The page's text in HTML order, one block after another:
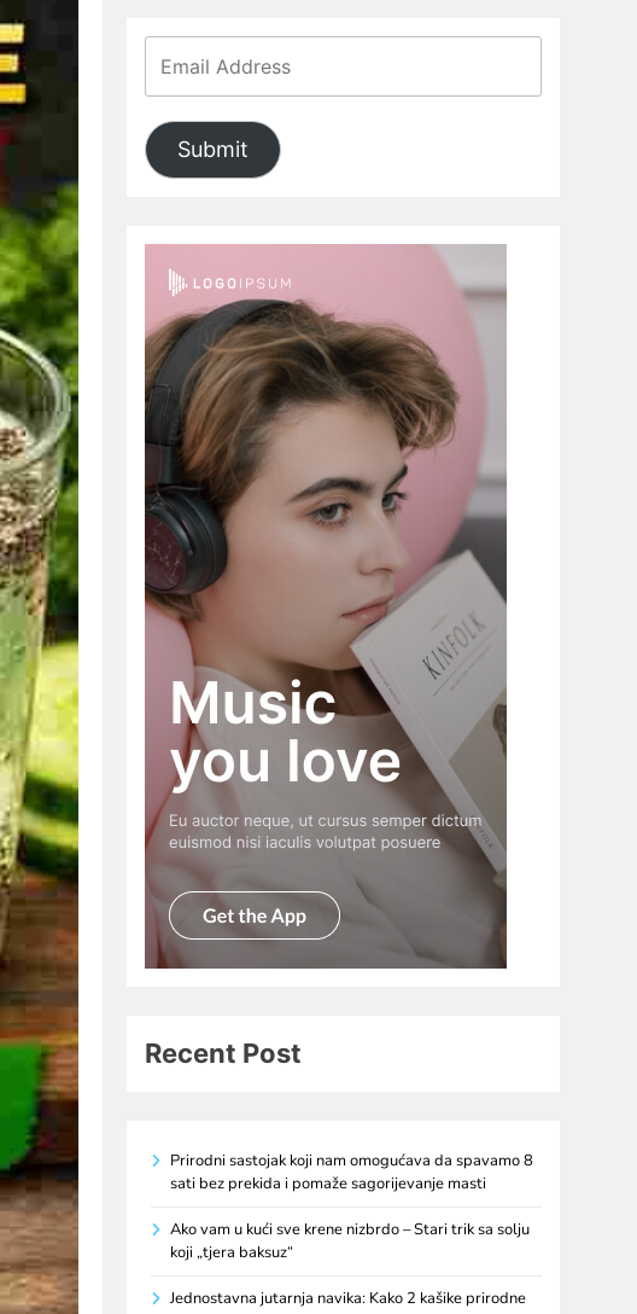
Submit
Recent Post
Prirodni sastojak koji nam omogućava da spavamo 8
sati bez prekida i pomaže sagorijevanje masti
Ako vam u kući sve krene nizbrdo – Stari trik sa solju
koji „tjera baksuz“
Jednostavna jutarnja navika: Kako 2 kašike prirodne